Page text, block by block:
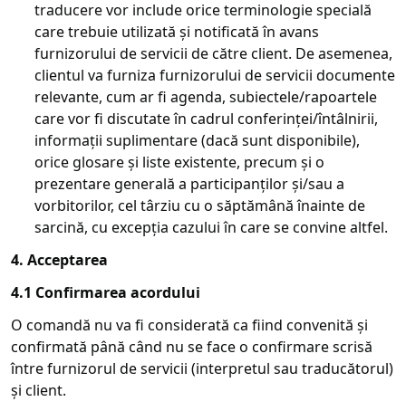
traducere vor include orice terminologie specială
care trebuie utilizată și notificată în avans
furnizorului de servicii de către client. De asemenea,
clientul va furniza furnizorului de servicii documente
relevante, cum ar fi agenda, subiectele/rapoartele
care vor fi discutate în cadrul conferinței/întâlnirii,
informații suplimentare (dacă sunt disponibile),
orice glosare și liste existente, precum și o
prezentare generală a participanților și/sau a
vorbitorilor, cel târziu cu o săptămână înainte de
sarcină, cu excepția cazului în care se convine altfel.
4. Acceptarea
4.1 Confirmarea acordului
O comandă nu va fi considerată ca fiind convenită și
confirmată până când nu se face o confirmare scrisă
între furnizorul de servicii (interpretul sau traducătorul)
și client.